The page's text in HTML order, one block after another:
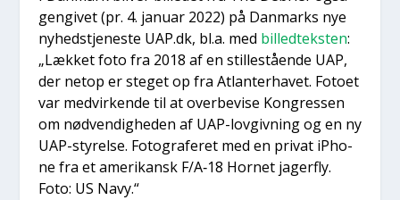
gen­gi­vet (pr. 4. janu­ar 2022) på Dan­marks nye
nyhed­s­tje­ne­ste UAP.dk, bl.a. med bil­led­tek­sten:
„Læk­ket foto fra 2018 af en stil­le­stå­en­de UAP,
der net­op er ste­get op fra Atlan­ter­ha­vet. Foto­et
var med­vir­ken­de til at over­be­vi­se Kon­gres­sen
om nød­ven­dig­he­den af UAP-lov­giv­ning og en ny
UAP-sty­rel­se. Foto­gra­fe­ret med en pri­vat iPho­
ne fra et ame­ri­kansk F/A‑18 Hor­net jager­fly.
Foto: US Navy.“